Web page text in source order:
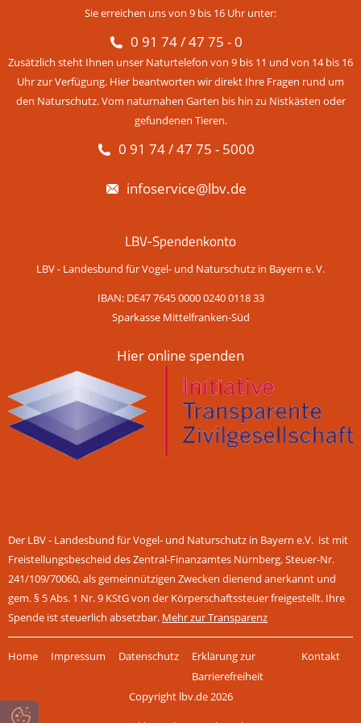
Sie erreichen uns von 9 bis 16 Uhr unter:
0 91 74 / 47 75 - 0
Zusätzlich steht Ihnen unser Naturtelefon von 9 bis 11 und von 14 bis 16
Uhr zur Verfügung. Hier beantworten wir direkt Ihre Fragen rund um
den Naturschutz. Vom naturnahen Garten bis hin zu Nistkästen oder
gefundenen Tieren.
0 91 74 / 47 75 - 5000
infoservice@lbv.de
LBV-Spendenkonto
LBV - Landesbund für Vogel- und Naturschutz in Bayern e. V.
IBAN: DE47 7645 0000 0240 0118 33
Sparkasse Mittelfranken-Süd
Hier online spenden
Der LBV - Landesbund für Vogel- und Naturschutz in Bayern e.V. ist mit
Freistellungsbescheid des Zentral-Finanzamtes Nürnberg, Steuer-Nr.
241/109/70060, als gemeinnützigen Zwecken dienend anerkannt und
gem. § 5 Abs. 1 Nr. 9 KStG von der Körperschaftssteuer freigestellt. Ihre
Spende ist steuerlich absetzbar. Mehr zur Transparenz
überspringen
Home Impressum Datenschutz
Erklärung zur
Barrierefreiheit
Kontakt
Copyright lbv.de 2026